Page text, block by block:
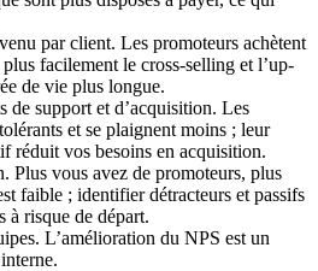
par client. Les promoteurs achètent
facilement le cross-selling et l’up-
de vie plus longue.
de support et d’acquisition. Les
et se plaignent moins ; leur
réduit vos besoins en acquisition.
Plus vous avez de promoteurs, plus
faible ; identifier détracteurs et passifs
à risque de départ.
L’amélioration du NPS est un